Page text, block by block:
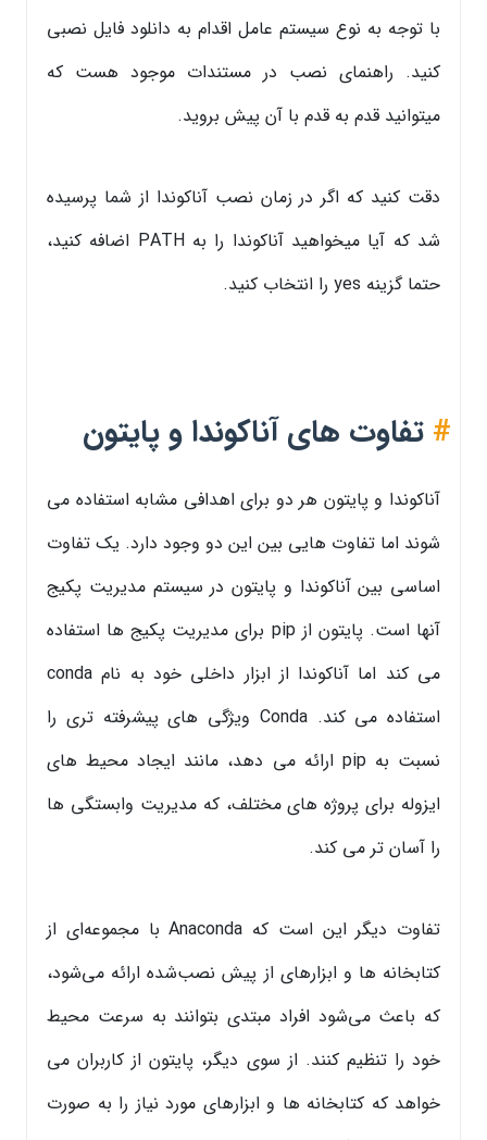
با توجه به نوع سیستم عامل اقدام به دانلود فایل نصبی
کنید. راهنمای نصب در مستندات موجود هست که
میتوانید قدم به قدم با آن پیش بروید.
دقت کنید که اگر در زمان نصب آناکوندا از شما پرسیده
شد که آیا میخواهید آناکوندا را به PATH اضافه کنید،
حتما گزینه yes را انتخاب کنید.
# تفاوت های آناکوندا و پایتون
آناکوندا و پایتون هر دو برای اهدافی مشابه استفاده می
شوند اما تفاوت هایی بین این دو وجود دارد. یک تفاوت
اساسی بین آناکوندا و پایتون در سیستم مدیریت پکیج
آنها است. پایتون از pip برای مدیریت پکیج ها استفاده
می کند اما آناکوندا از ابزار داخلی خود به نام conda
استفاده می کند. Conda ویژگی های پیشرفته تری را
نسبت به pip ارائه می دهد، مانند ایجاد محیط های
ایزوله برای پروژه های مختلف، که مدیریت وابستگی ها
را آسان تر می کند.
تفاوت دیگر این است که Anaconda با مجموعه‌ای از
کتابخانه ها و ابزارهای از پیش نصب‌شده ارائه می‌شود،
که باعث می‌شود افراد مبتدی بتوانند به سرعت محیط
خود را تنظیم کنند. از سوی دیگر، پایتون از کاربران می
خواهد که کتابخانه ها و ابزارهای مورد نیاز را به صورت